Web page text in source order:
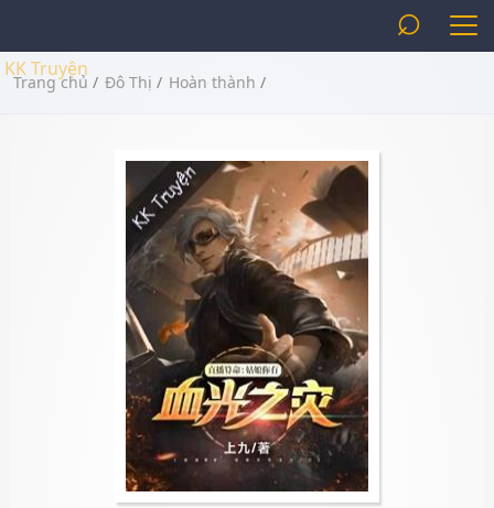
KK Truyện
⌕
Trang chủ / Đô Thị / Hoàn thành /